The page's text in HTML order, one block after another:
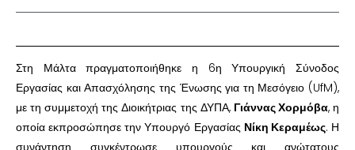
Στη Μάλτα πραγματοποιήθηκε η 6η Υπουργική Σύνοδος
Εργασίας και Απασχόλησης της Ένωσης για τη Μεσόγειο (UfM),
με τη συμμετοχή της Διοικήτριας της ΔΥΠΑ, Γιάννας Χορμόβα, η
οποία εκπροσώπησε την Υπουργό Εργασίας Νίκη Κεραμέως. Η